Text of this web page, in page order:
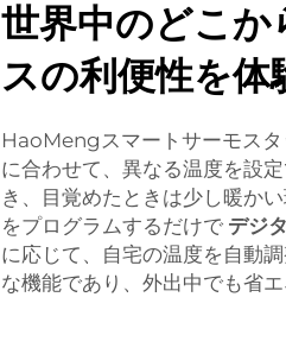
世界中のどこ
スの利便性を体
HaoMengスマートサーモスタ
に合わせて、異なる温度を設
き、目覚めたときは少し暖か
をプログラムするだけで デジ
に応じて、自宅の温度を自動
な機能であり、外出中でも省エ